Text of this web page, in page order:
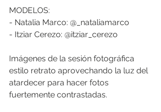
MODELOS:
- Natalia Marco: @_nataliamarco
- Itziar Cerezo: @itziar_cerezo
Imágenes de la sesión fotográfica
estilo retrato aprovechando la luz del
atardecer para hacer fotos
fuertemente contrastadas.